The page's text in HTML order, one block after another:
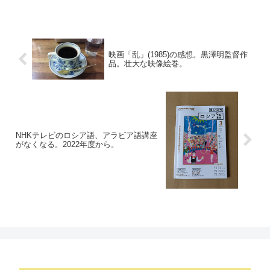
映画「乱」(1985)の感想。黒澤明監督作
品。壮大な映像絵巻。
NHKテレビのロシア語、アラビア語講座
がなくなる。2022年度から。